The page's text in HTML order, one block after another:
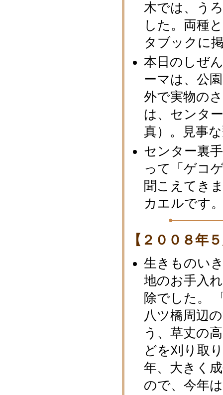
木では、う
した。両種
タブックに
本日のしぜ
ーマは、公
外で実物の
は、センタ
真）。見事
センター裏
って「ゲコ
聞こえてき
カエルです
【２００８年
生きものい
地のお手入
除でした。
八ツ橋周辺
う、草丈の
どを刈り取
年、大きく
ので、今年